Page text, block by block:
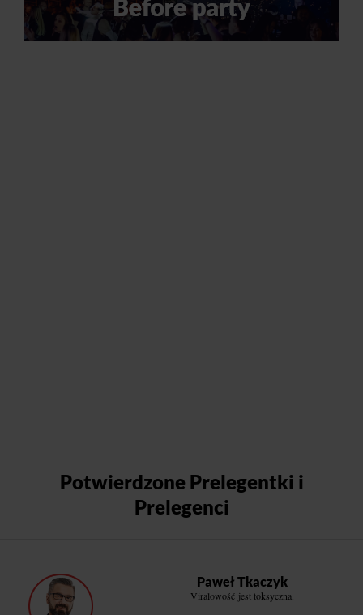
Potwierdzone Prelegentki i
Prelegenci
Paweł Tkaczyk
Viralowość jest toksyczna.